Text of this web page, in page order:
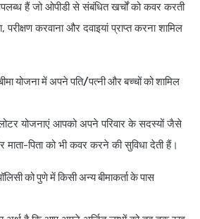
हैं जो ओपीडी से संबंधित खर्चों को कवर करती
करवाना और दवाइयां प्राप्त करना शामिल
योजना में अपने पति/पत्नी और बच्चों को शामिल
योजनाएं आपको अपने परिवार के सदस्यों जैसे
पिता को भी कवर करने की सुविधा देती हैं।
को पुणे में किसी अन्य बीमाकर्ता के पास